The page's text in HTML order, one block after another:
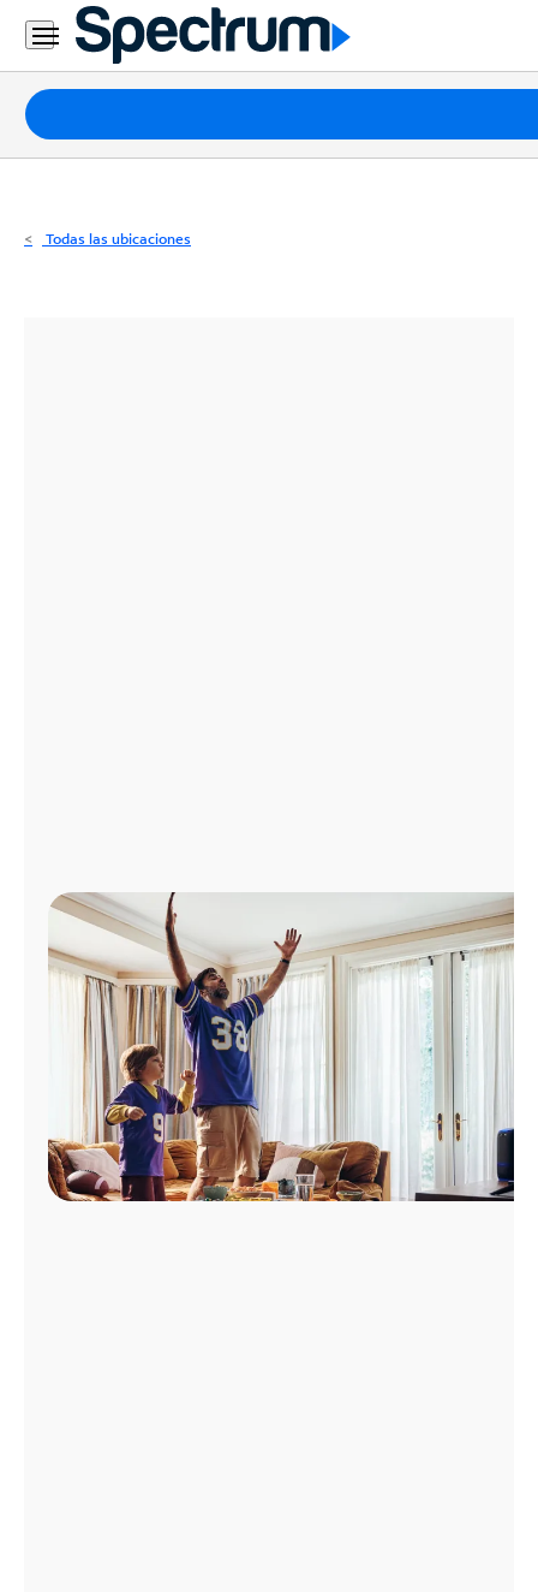
Residencial
Business
Paquetes
Internet
Todas las ubicaciones